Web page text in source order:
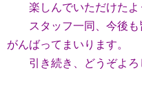
楽しんでいただけたよ
スタッフ一同、今後も
がんばってまいります。
引き続き、どうぞよろ